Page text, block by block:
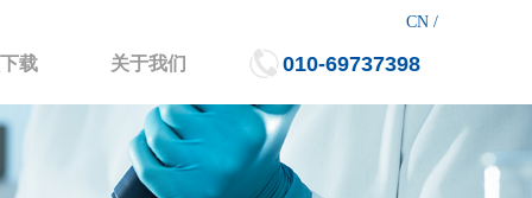
载 关于我们
CN /
010-69737398